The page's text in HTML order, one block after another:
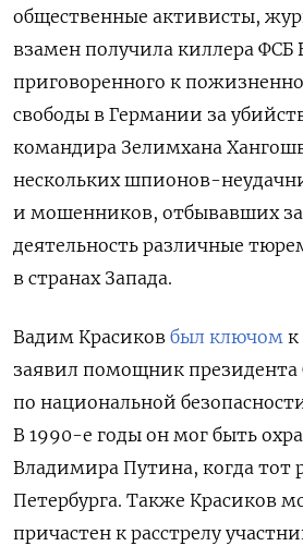
общественные активисты,
взамен получила киллера ФСБ
приговоренного к
свободы в Германии за
командира Зелимхана
нескольких шпионов-
и мошенников, отбывавших
деятельность различные
в странах Запада.
Вадим Красиков был ключом к
заявил помощник
по национальной
В 1990-е годы он мог быть
Владимира Путина, когда тот
Петербурга. Также Красиков
причастен к расстрелу